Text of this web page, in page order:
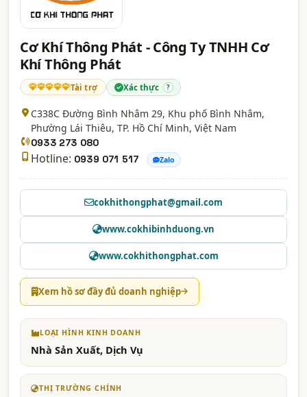
Cơ Khí Thông Phát - Công Ty TNHH Cơ
Khí Thông Phát
Tài trợ Xác thực ?
C338C Đường Bình Nhâm 29, Khu phố Bình Nhâm,
Phường Lái Thiêu, TP. Hồ Chí Minh, Việt Nam
0933 273 080
Hotline: 0939 071 517 Zalo
cokhithongphat@gmail.com
www.cokhibinhduong.vn
www.cokhithongphat.com
Xem hồ sơ đầy đủ doanh nghiệp
LOẠI HÌNH KINH DOANH
Nhà Sản Xuất, Dịch Vụ
THỊ TRƯỜNG CHÍNH